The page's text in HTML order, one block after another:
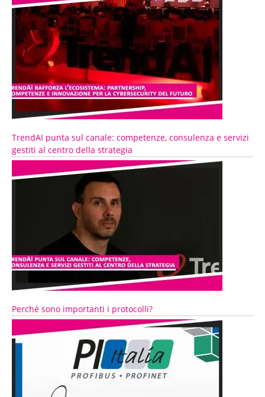
TrendAI punta sul canale: competenze, consulenza e servizi
gestiti al centro della strategia
Perché sono importanti i protocolli?